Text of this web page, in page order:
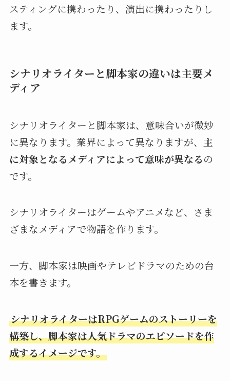
スティングに携わったり、演出に携わったりし
ます。
シナリオライターと脚本家の違いは主要メ
ディア
シナリオライターと脚本家は、意味合いが微妙
に異なります。業界によって異なりますが、 主
に対象となるメディアによって意味が異なるの
です。
シナリオライターはゲームやアニメなど、さま
ざまなメディアで物語を作ります。
一方、脚本家は映画やテレビドラマのための台
本を書きます。
シナリオライターはRPGゲームのストーリーを
構築し、脚本家は人気ドラマのエピソードを作
成するイメージです。